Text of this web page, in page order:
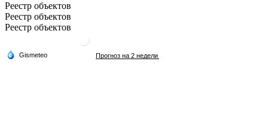
Реестр объектов
Реестр объектов
Реестр объектов